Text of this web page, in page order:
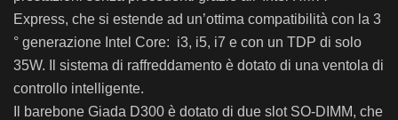
Express, che si estende ad un’ottima compatibilità con la 3
° generazione Intel Core: i3, i5, i7 e con un TDP di solo
35W. Il sistema di raffreddamento è dotato di una ventola di
controllo intelligente.
Il barebone Giada D300 è dotato di due slot SO-DIMM, che